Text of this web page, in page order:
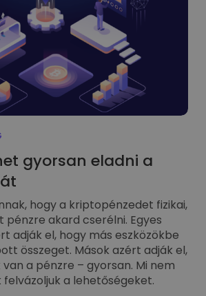
ha 100 € értékben vásároltam volna…
való befektetés okos módja
és egyszerű kriptotárca
a jövődért
befektetések (DCA)
valós idejű árfrissítései
lehetőségeket
gyorsan eladni a
hogy a kriptopénzedet fizikai,
akard cserélni. Egyes
adják el, hogy más eszközökbe
összeget. Mások azért adják el,
a pénzre – gyorsan. Mi nem
a lehetőségeket.